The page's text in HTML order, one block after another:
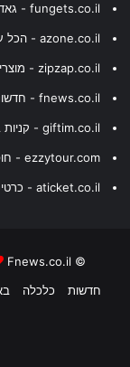
fungets.co.il - גאדג'טים הכי שווים
azone.co.il - הכל על קניה באמזון
zipzap.co.il - מוצרי חשמל במחירים הגיוניים
fnews.co.il - חדשות כלכלה
giftim.co.il - קניות באינטרנט
ezzytour.com - חופשות בארץ ובעולם
aticket.co.il - כרטיסים להופעות
© Copyright 2026, All Rights Reserved |
Fnews.co.il
חדשות
כלכלה